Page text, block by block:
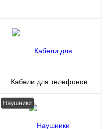
Кабели для телефонов
Наушники